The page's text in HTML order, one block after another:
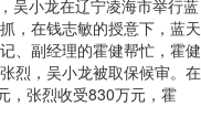
小龙在辽宁凌海市举行蓝
，在钱志敏的授意下，蓝天
、副经理的霍健帮忙，霍健
烈，吴小龙被取保候审。在
，张烈收受830万元，霍